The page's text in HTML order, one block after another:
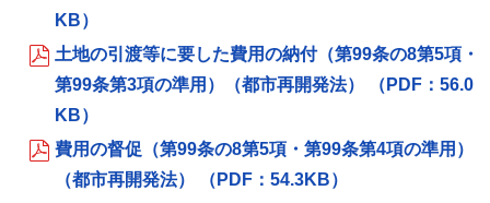
KB）
土地の引渡等に要した費用の納付（第99条の8第5項・
第99条第3項の準用）（都市再開発法） （PDF：56.0
KB）
費用の督促（第99条の8第5項・第99条第4項の準用）
（都市再開発法） （PDF：54.3KB）